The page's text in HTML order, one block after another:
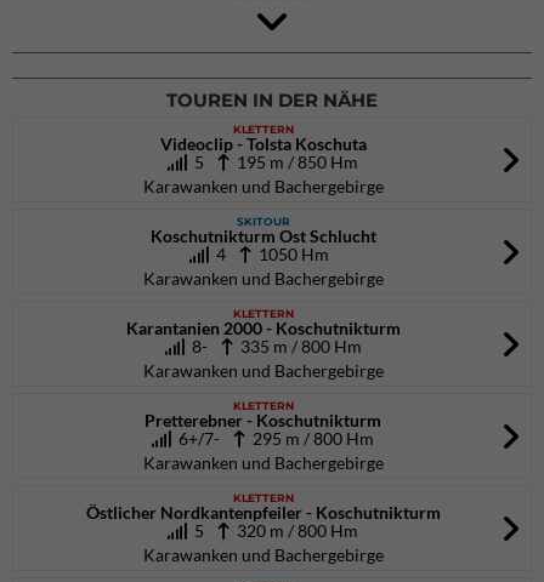
4Blocs KIDS 2026
DAV Kletter- & Boulderzentrum München Süd (Thalkirchen)
26.09.2026
TOUREN IN DER NÄHE
KLETTERN
Videoclip - Tolsta Koschuta
5
195 m / 850 Hm
Karawanken und Bachergebirge
SKITOUR
Koschutnikturm Ost Schlucht
4
1050 Hm
Karawanken und Bachergebirge
KLETTERN
Karantanien 2000 - Koschutnikturm
8- 335 m / 800 Hm
Karawanken und Bachergebirge
KLETTERN
Pretterebner - Koschutnikturm
6+/7-
295 m / 800 Hm
Karawanken und Bachergebirge
KLETTERN
Östlicher Nordkantenpfeiler - Koschutnikturm
5
320 m / 800 Hm
Karawanken und Bachergebirge